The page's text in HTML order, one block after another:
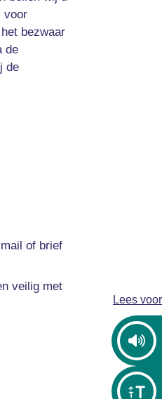
Lees voor
voor
bezwaar
de
de
of brief
veilig met